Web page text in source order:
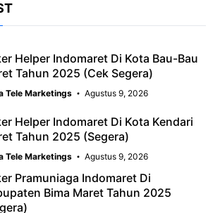
Helper Indomaret Di Kota Bau-Bau
Tahun 2025 (Cek Segera)
Tele Marketings Agustus 9, 2026
Helper Indomaret Di Kota Kendari
Tahun 2025 (Segera)
Tele Marketings Agustus 9, 2026
Pramuniaga Indomaret Di
Bima Maret Tahun 2025